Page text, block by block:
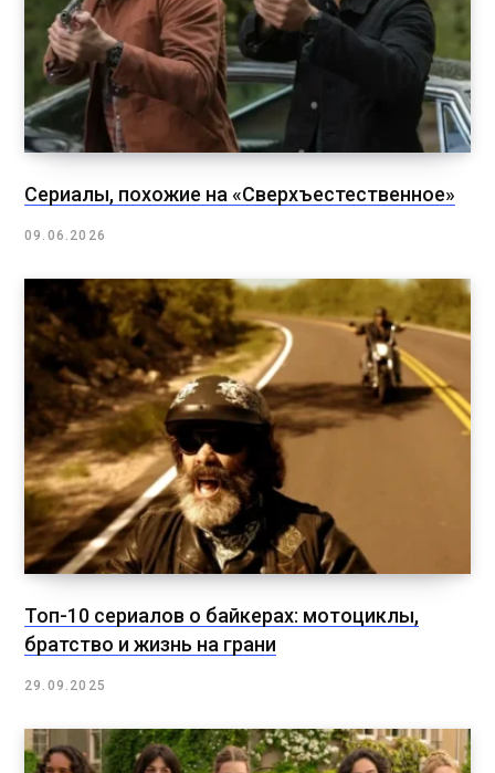
Сериалы, похожие на «Сверхъестественное»
09.06.2026
Топ-10 сериалов о байкерах: мотоциклы,
братство и жизнь на грани
29.09.2025